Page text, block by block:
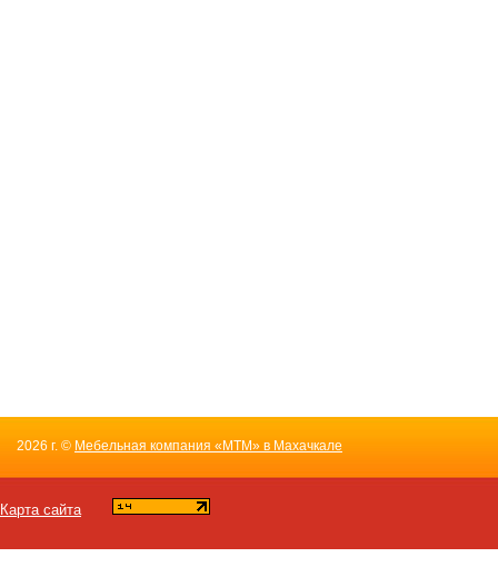
2026 г. © Мебельная компания «МТМ» в Махачкале
Карта сайта